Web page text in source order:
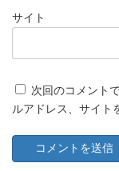
サイト
次回のコメント
ルアドレス、サイト